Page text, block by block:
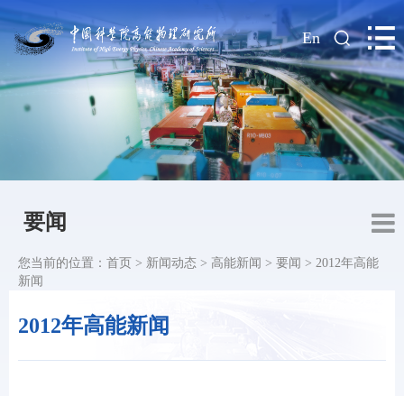
| En
要闻
2012年高能新闻
您当前的位置： 首页 > 新闻动态 > 高能新闻 > 要闻 > 2012年高能
新闻